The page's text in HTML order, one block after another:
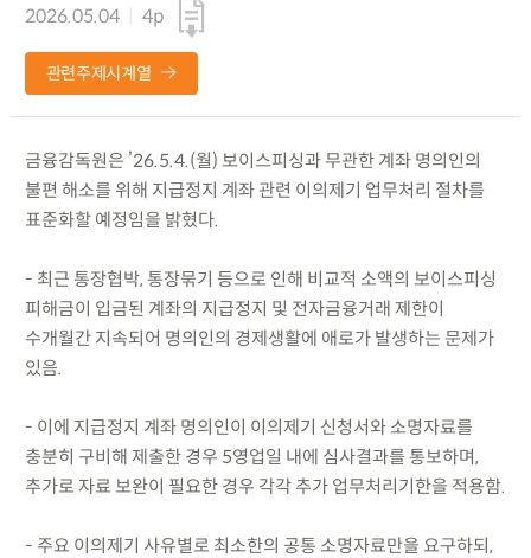
2026.05.04
4p
관련주제시계열
금융감독원은 ’26.5.4.(월) 보이스피싱과 무관한 계좌 명의인의
불편 해소를 위해 지급정지 계좌 관련 이의제기 업무처리 절차를
표준화할 예정임을 밝혔다.
- 최근 통장협박, 통장묶기 등으로 인해 비교적 소액의 보이스피싱
피해금이 입금된 계좌의 지급정지 및 전자금융거래 제한이
수개월간 지속되어 명의인의 경제생활에 애로가 발생하는 문제가
있음.
- 이에 지급정지 계좌 명의인이 이의제기 신청서와 소명자료를
충분히 구비해 제출한 경우 5영업일 내에 심사결과를 통보하며,
추가로 자료 보완이 필요한 경우 각각 추가 업무처리기한을 적용함.
- 주요 이의제기 사유별로 최소한의 공통 소명자료만을 요구하되,